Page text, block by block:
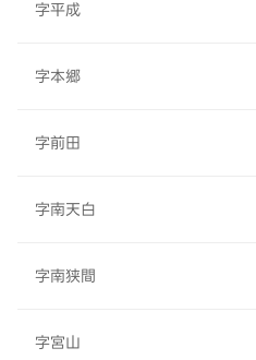
字平成
字本郷
字前田
字南天白
字南狭間
字宮山